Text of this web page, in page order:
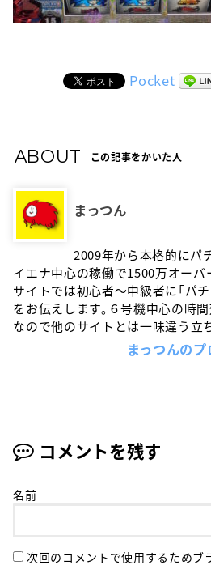
Pocket
ABOUT この記事をかいた人
まっつん
2009年から本格的にパ
イエナ中心の稼働で1500万オーバ
サイトでは初心者〜中級者に「パ
をお伝えします。６号機中心の時
なので他のサイトとは一味違う立
まっつんの
コメントを残す
名前
次回のコメントで使用するためブ